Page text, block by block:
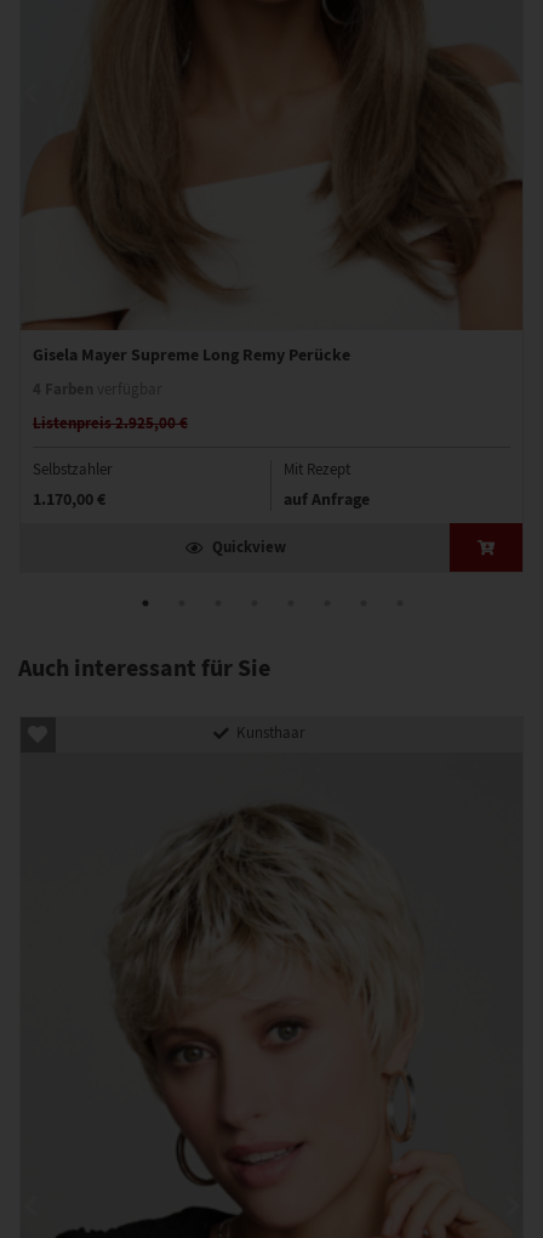
Gisela Mayer Supreme Long Remy Perücke
Listenpreis 2.925,00 €
Selbstzahler
1.170,00 €
Mit Rezept
auf Anfrage
Quickview
Auch interessant für Sie
Kunsthaar